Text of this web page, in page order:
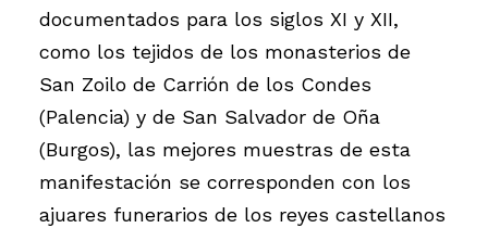
documentados para los siglos XI y XII,
como los tejidos de los monasterios de
San Zoilo de Carrión de los Condes
(Palencia) y de San Salvador de Oña
(Burgos), las mejores muestras de esta
manifestación se corresponden con los
ajuares funerarios de los reyes castellanos